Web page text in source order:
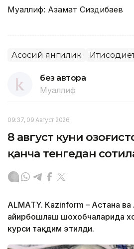
Муаллиф: Азамат Сиздиқбаев
Асосий янгилик
без автора
Муаллиф
09:37, 09 Август 2026
8 август куни
қанча тенгедан
ALMATY. Кazinform – Астана
айирбошлаш шохобчаларида
курси тақдим этилди.